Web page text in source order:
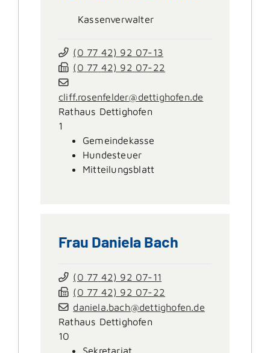
Kassenverwalter
(0 77 42) 92 07-13
(0 77 42) 92 07-22
cliff.rosenfelder@dettighofen.de
Rathaus Dettighofen
1
Gemeindekasse
Hundesteuer
Mitteilungsblatt
Frau Daniela Bach
(0 77 42) 92 07-11
(0 77 42) 92 07-22
daniela.bach@dettighofen.de
Rathaus Dettighofen
10
Sekretariat